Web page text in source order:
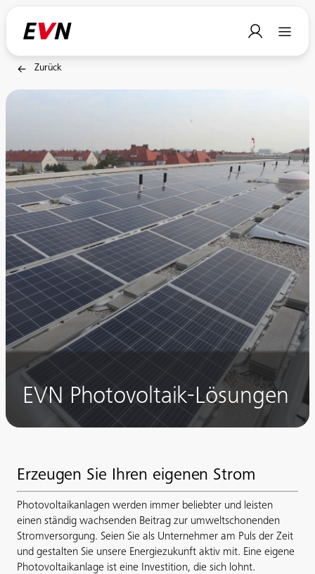
Zurück
EVN Photovoltaik-Lösungen
Erzeugen Sie Ihren eigenen Strom
Photovoltaikanlagen werden immer beliebter und leisten
einen ständig wachsenden Beitrag zur umweltschonenden
Stromversorgung. Seien Sie als Unternehmer am Puls der Zeit
und gestalten Sie unsere Energiezukunft aktiv mit. Eine eigene
Photovoltaikanlage ist eine Investition, die sich lohnt.